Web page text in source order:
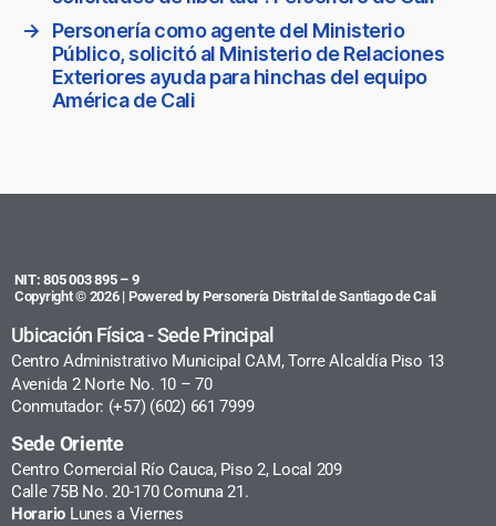
→
Personería como agente del Ministerio
Público, solicitó al Ministerio de Relaciones
Exteriores ayuda para hinchas del equipo
América de Cali
NIT: 805 003 895 – 9
Copyright © 2026 | Powered by Personería Distrital de Santiago de Cali
Ubicación Física - Sede Principal
Centro Administrativo Municipal CAM, Torre Alcaldía Piso 13
Avenida 2 Norte No. 10 – 70
Conmutador: (+57) (602) 661 7999
Sede Oriente
Centro Comercial Río Cauca, Piso 2, Local 209
Calle 75B No. 20-170 Comuna 21.
Horario Lunes a Viernes